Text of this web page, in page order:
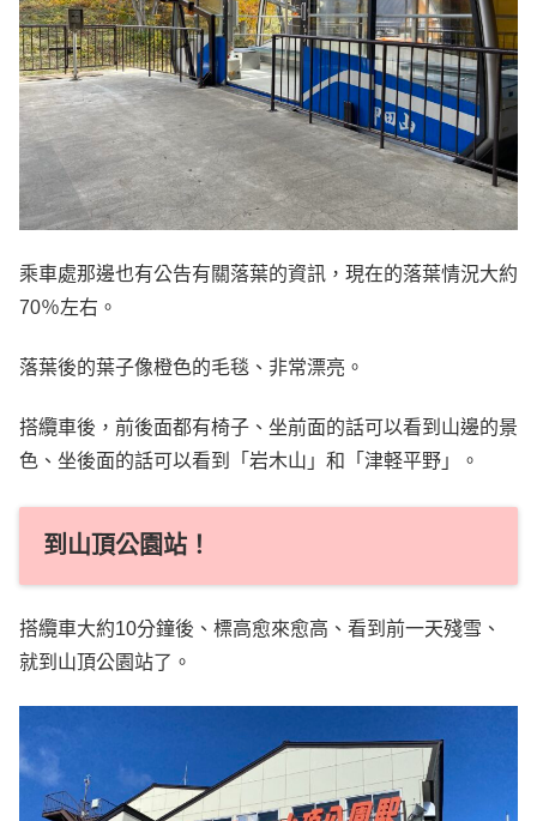
乘車處那邊也有公告有關落葉的資訊，現在的落葉情況大約
70％左右。
落葉後的葉子像橙色的毛毯、非常漂亮。
搭纜車後，前後面都有椅子、坐前面的話可以看到山邊的景
色、坐後面的話可以看到「岩木山」和「津軽平野」。
到山頂公園站！
搭纜車大約10分鐘後、標高愈來愈高、看到前一天殘雪、
就到山頂公園站了。